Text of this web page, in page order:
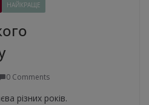
НАЙКРАЩЕ
0 Comments
різних років.